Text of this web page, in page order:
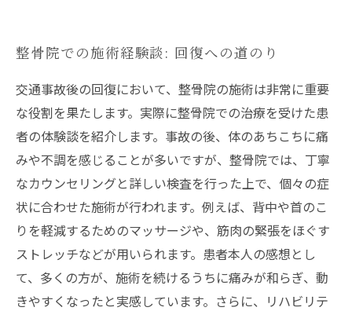
整骨院での施術経験談: 回復への道のり
交通事故後の回復において、整骨院の施術は非常に重要
な役割を果たします。実際に整骨院での治療を受けた患
者の体験談を紹介します。事故の後、体のあちこちに痛
みや不調を感じることが多いですが、整骨院では、丁寧
なカウンセリングと詳しい検査を行った上で、個々の症
状に合わせた施術が行われます。例えば、背中や首のこ
りを軽減するためのマッサージや、筋肉の緊張をほぐす
ストレッチなどが用いられます。患者本人の感想とし
て、多くの方が、施術を続けるうちに痛みが和らぎ、動
きやすくなったと実感しています。さらに、リハビリテ